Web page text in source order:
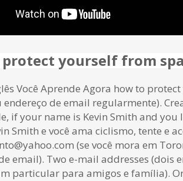
yourself from
Você Aprende Agora how to
endereço de email regularmente).
if your name is Kevin Smith and
Smith e você ama ciclismo, tente e
(se você mora em
email). Two e-mail addresses
particular para amigos e família).